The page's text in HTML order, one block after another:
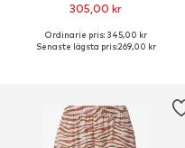
305,00 kr
Tillgängliga storlekar: XS, M, L, XL, XXL
Ordinarie pris: 345,00 kr
Senaste lägsta pris:269,00 kr